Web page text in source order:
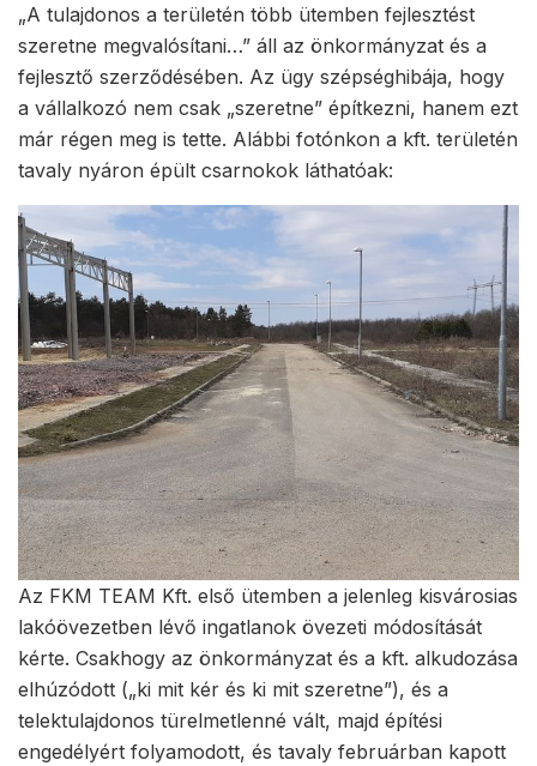
„A tulajdonos a területén több ütemben fejlesztést
szeretne megvalósítani…” áll az önkormányzat és a
fejlesztő szerződésében. Az ügy szépséghibája, hogy
a vállalkozó nem csak „szeretne” építkezni, hanem ezt
már régen meg is tette. Alábbi fotónkon a kft. területén
tavaly nyáron épült csarnokok láthatóak:
Az FKM TEAM Kft. első ütemben a jelenleg kisvárosias
lakóövezetben lévő ingatlanok övezeti módosítását
kérte. Csakhogy az önkormányzat és a kft. alkudozása
elhúzódott („ki mit kér és ki mit szeretne”), és a
telektulajdonos türelmetlenné vált, majd építési
engedélyért folyamodott, és tavaly februárban kapott